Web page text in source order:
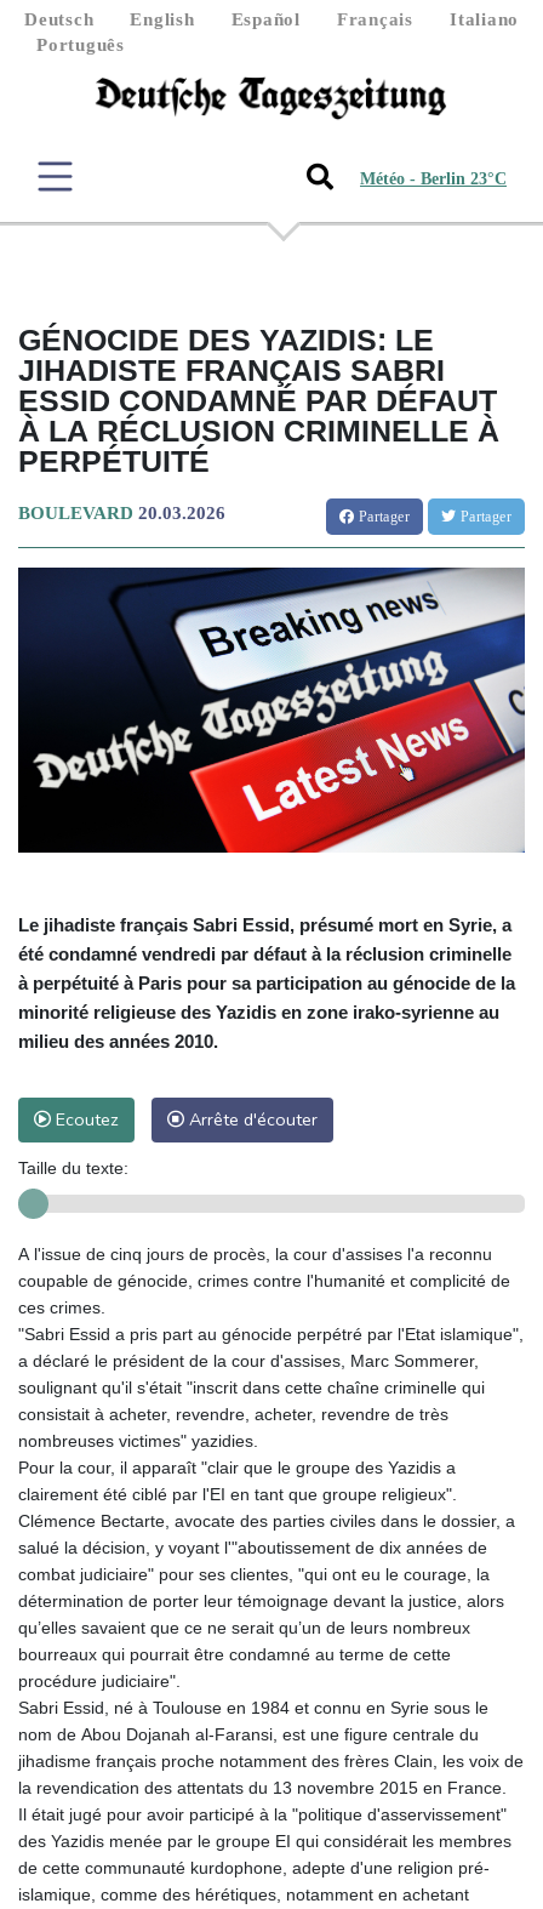
Deutsch English Español Français
Italiano
Português
Météo - Berlin 23°C
GÉNOCIDE DES YAZIDIS: LE
JIHADISTE FRANÇAIS SABRI
ESSID CONDAMNÉ PAR DÉFAUT
À LA RÉCLUSION CRIMINELLE À
PERPÉTUITÉ
BOULEVARD 20.03.2026 Partager Partager
Le jihadiste français Sabri Essid, présumé mort en Syrie, a
été condamné vendredi par défaut à la réclusion criminelle
à perpétuité à Paris pour sa participation au génocide de la
minorité religieuse des Yazidis en zone irako-syrienne au
milieu des années 2010.
Ecoutez Arrête d'écouter
Taille du texte:
A l'issue de cinq jours de procès, la cour d'assises l'a reconnu
coupable de génocide, crimes contre l'humanité et complicité de
ces crimes.
"Sabri Essid a pris part au génocide perpétré par l'Etat islamique",
a déclaré le président de la cour d'assises, Marc Sommerer,
soulignant qu'il s'était "inscrit dans cette chaîne criminelle qui
consistait à acheter, revendre, acheter, revendre de très
nombreuses victimes" yazidies.
Pour la cour, il apparaît "clair que le groupe des Yazidis a
clairement été ciblé par l'EI en tant que groupe religieux".
Clémence Bectarte, avocate des parties civiles dans le dossier, a
salué la décision, y voyant l'"aboutissement de dix années de
combat judiciaire" pour ses clientes, "qui ont eu le courage, la
détermination de porter leur témoignage devant la justice, alors
qu’elles savaient que ce ne serait qu’un de leurs nombreux
bourreaux qui pourrait être condamné au terme de cette
procédure judiciaire".
Sabri Essid, né à Toulouse en 1984 et connu en Syrie sous le
nom de Abou Dojanah al-Faransi, est une figure centrale du
jihadisme français proche notamment des frères Clain, les voix de
la revendication des attentats du 13 novembre 2015 en France.
Il était jugé pour avoir participé à la "politique d'asservissement"
des Yazidis menée par le groupe EI qui considérait les membres
de cette communauté kurdophone, adepte d'une religion pré-
islamique, comme des hérétiques, notamment en achetant